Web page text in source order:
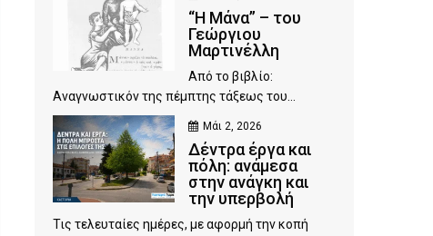
“Η Μάνα” – του
Γεώργιου
Μαρτινέλλη
Από το βιβλίο:
Αναγνωστικόν της πέμπτης τάξεως του...
Μάι 2, 2026
Δέντρα έργα και
πόλη: ανάμεσα
στην ανάγκη και
την υπερβολή
Τις τελευταίες ημέρες, με αφορμή την κοπή